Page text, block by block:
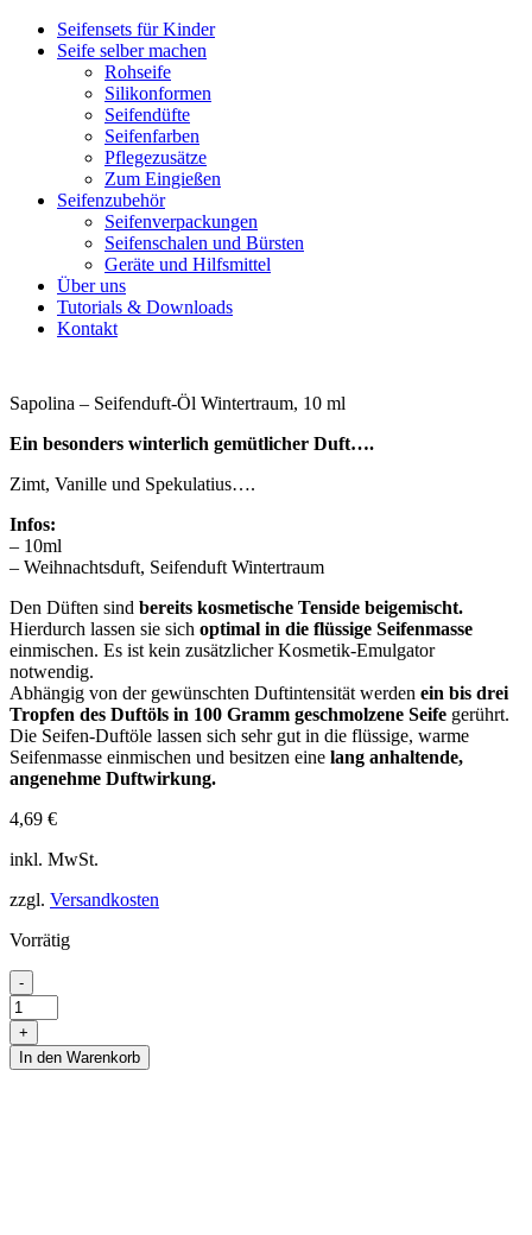
Seifensets für Kinder
Seife selber machen
Rohseife
Silikonformen
Seifendüfte
Seifenfarben
Pflegezusätze
Zum Eingießen
Seifenzubehör
Seifenverpackungen
Seifenschalen und Bürsten
Geräte und Hilfsmittel
Über uns
Tutorials & Downloads
Kontakt
Sapolina – Seifenduft-Öl Wintertraum, 10 ml
Ein besonders winterlich gemütlicher Duft….
Zimt, Vanille und Spekulatius….
Infos:
– 10ml
– Weihnachtsduft, Seifenduft Wintertraum
Den Düften sind bereits kosmetische Tenside beigemischt.
Hierdurch lassen sie sich optimal in die flüssige Seifenmasse
einmischen. Es ist kein zusätzlicher Kosmetik-Emulgator
notwendig.
Abhängig von der gewünschten Duftintensität werden ein bis drei
Tropfen des Duftöls in 100 Gramm geschmolzene Seife gerührt.
Die Seifen-Duftöle lassen sich sehr gut in die flüssige, warme
Seifenmasse einmischen und besitzen eine lang anhaltende,
angenehme Duftwirkung.
4,69 €
inkl. MwSt.
zzgl. Versandkosten
Vorrätig
Sapolina
-
Seifenduft-
Öl
Wintertraum,
-
+
In den Warenkorb